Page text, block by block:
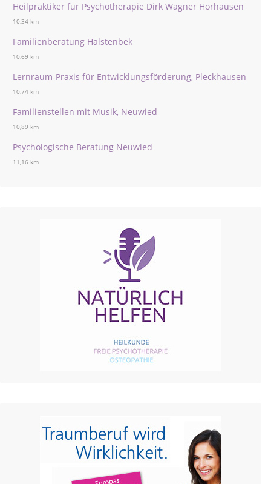
Heilpraktiker für Psychotherapie Dirk Wagner Horhausen
10,34 km
Familienberatung Halstenbek
10,69 km
Lernraum-Praxis für Entwicklungsförderung, Pleckhausen
10,74 km
Familienstellen mit Musik, Neuwied
10,89 km
Psychologische Beratung Neuwied
11,16 km